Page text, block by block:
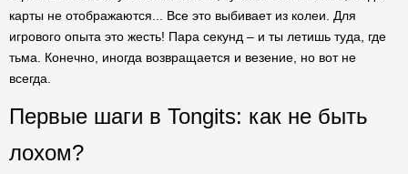
карты не отображаются... Все это выбивает из колеи. Для
игрового опыта это жесть! Пара секунд – и ты летишь туда, где
тьма. Конечно, иногда возвращается и везение, но вот не
всегда.
Первые шаги в Tongits: как не быть
лохом?